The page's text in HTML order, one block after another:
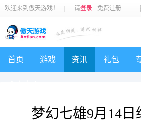
欢迎来到傲天游戏！ 请登录 免费注册
首页 游戏 资讯 礼包
梦幻七雄9月14日